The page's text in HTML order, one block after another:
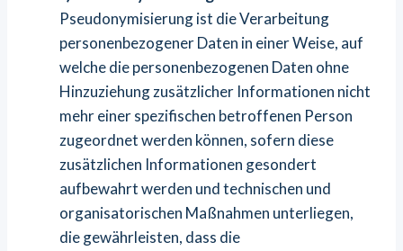
Pseudonymisierung ist die Verarbeitung
personenbezogener Daten in einer Weise, auf
welche die personenbezogenen Daten ohne
Hinzuziehung zusätzlicher Informationen nicht
mehr einer spezifischen betroffenen Person
zugeordnet werden können, sofern diese
zusätzlichen Informationen gesondert
aufbewahrt werden und technischen und
organisatorischen Maßnahmen unterliegen,
die gewährleisten, dass die